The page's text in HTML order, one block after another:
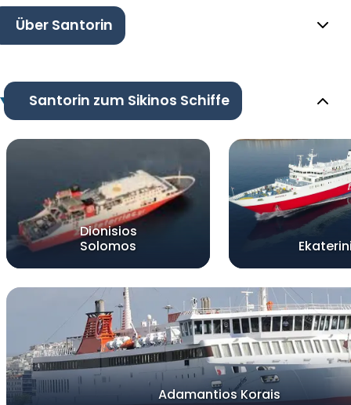
Über Santorin
Santorin zum Sikinos Schiffe
Dionisios
Solomos
Adamantios Korais